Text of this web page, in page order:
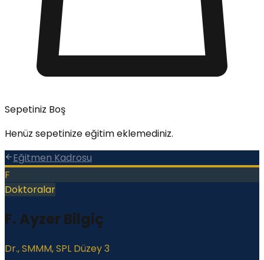
Sepetiniz Boş
Henüz sepetinize eğitim eklemediniz.
Eğitmen Kadrosu
F
Doktoralar
F. Ayzer Bilgiç
Dr., SMMM, SPL Düzey 3